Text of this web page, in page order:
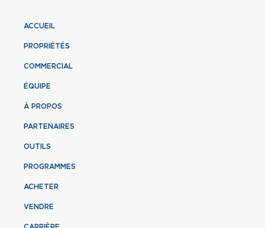
ACCUEIL
PROPRIÉTÉS
COMMERCIAL
ÉQUIPE
À PROPOS
PARTENAIRES
OUTILS
PROGRAMMES
ACHETER
VENDRE